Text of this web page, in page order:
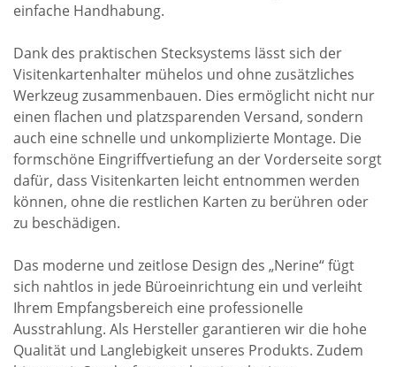
einfache Handhabung.
Dank des praktischen Stecksystems lässt sich der
Visitenkartenhalter mühelos und ohne zusätzliches
Werkzeug zusammenbauen. Dies ermöglicht nicht nur
einen flachen und platzsparenden Versand, sondern
auch eine schnelle und unkomplizierte Montage. Die
formschöne Eingriffvertiefung an der Vorderseite sorgt
dafür, dass Visitenkarten leicht entnommen werden
können, ohne die restlichen Karten zu berühren oder
zu beschädigen.
Das moderne und zeitlose Design des „Nerine“ fügt
sich nahtlos in jede Büroeinrichtung ein und verleiht
Ihrem Empfangsbereich eine professionelle
Ausstrahlung. Als Hersteller garantieren wir die hohe
Qualität und Langlebigkeit unseres Produkts. Zudem